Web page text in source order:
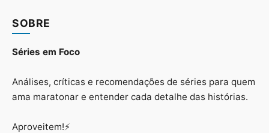
SOBRE
Séries em Foco
Análises, críticas e recomendações de séries para quem
ama maratonar e entender cada detalhe das histórias.
Aproveitem!⚡